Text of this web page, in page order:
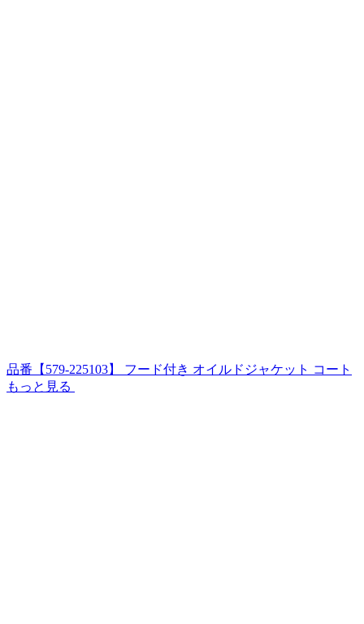
品番【579-225103】 フード付き オイルドジャケット コート
もっと見る